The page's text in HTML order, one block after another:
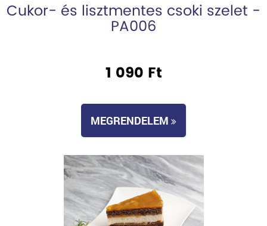
Cukor- és lisztmentes csoki szelet -
PA006
1 090 Ft
MEGRENDELEM